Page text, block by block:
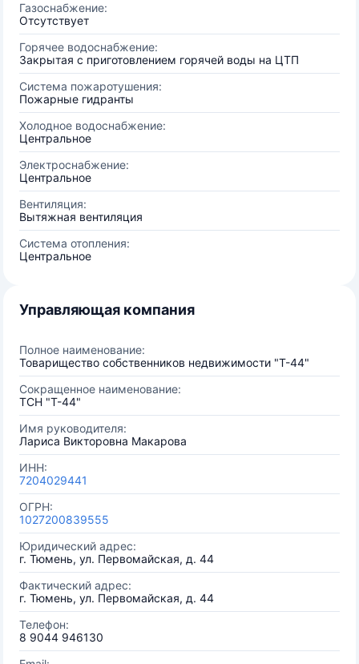
Газоснабжение:
Отсутствует
Горячее водоснабжение:
Закрытая с приготовлением горячей воды на ЦТП
Система пожаротушения:
Пожарные гидранты
Холодное водоснабжение:
Центральное
Электроснабжение:
Центральное
Вентиляция:
Вытяжная вентиляция
Система отопления:
Центральное
Управляющая компания
Полное наименование:
Товарищество собственников недвижимости "Т-44"
Сокращенное наименование:
ТСН "Т-44"
Имя руководителя:
Лариса Викторовна Макарова
ИНН:
7204029441
ОГРН:
1027200839555
Юридический адрес:
г. Тюмень, ул. Первомайская, д. 44
Фактический адрес:
г. Тюмень, ул. Первомайская, д. 44
Телефон:
8 9044 946130